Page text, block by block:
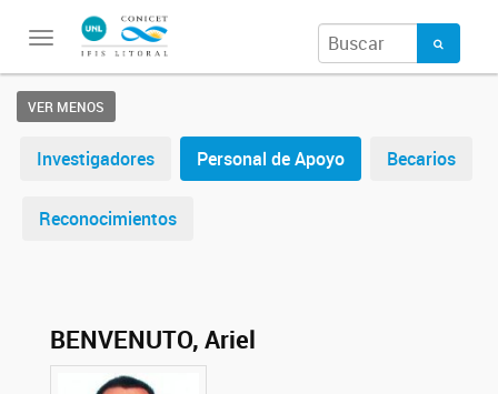
Toggle
VER MENOS
Investigadores Personal de Apoyo Becarios
Reconocimientos
BENVENUTO, Ariel